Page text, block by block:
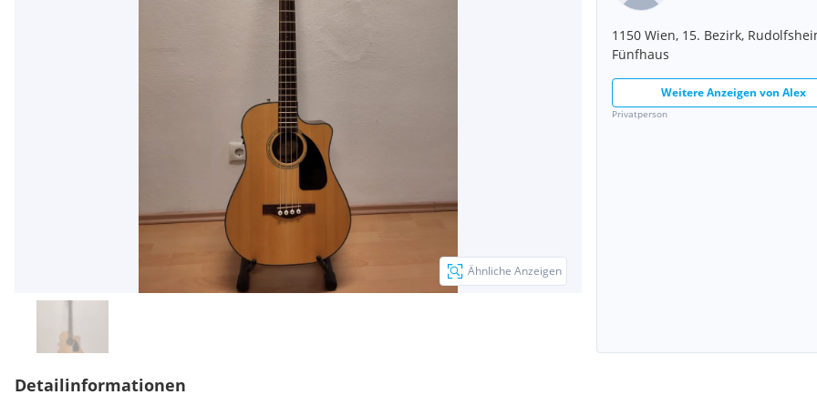
Ähnliche Anzeigen
1150 Wien, 15. Bezirk,
Fünfhaus
Weitere Anzeigen von Alex
Privatperson
Detailinformationen